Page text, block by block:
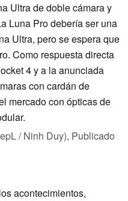
Ultra de doble cámara y
Luna Pro debería ser una
Ultra, pero se espera que
Como respuesta directa
4 y a la anunciada
con cardán de
mercado con ópticas de
/ Ninh Duy), Publicado
acontecimientos,